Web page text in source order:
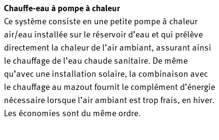
Chauffe-eau à pompe à chaleur
Ce système consiste en une petite pompe à chaleur
air/eau installée sur le réservoir d’eau et qui prélève
directement la chaleur de l’air ambiant, assurant ainsi
le chauffage de l’eau chaude sanitaire. De même
qu’avec une installation solaire, la combinaison avec
le chauffage au mazout fournit le complément d’énergie
nécessaire lorsque l’air ambiant est trop frais, en hiver.
Les économies sont du même ordre.